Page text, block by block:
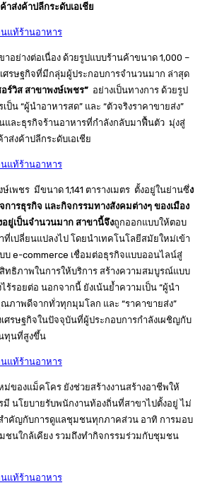
ส่งค้าปลีกระดับเอเชีย
อย่างต่อเนื่อง ด้วยรูปแบบร้านค้าขนาด 1,000 –
เศรษฐกิจที่มีกลุ่มผู้ประกอบการจำนวนมาก ล่าสุด
ร์วิส สาขาพงษ์เพชร” อย่างเป็นทางการ ด้วยรูป
น “ผู้นำอาหารสด” และ “ตัวจริงราคาขายส่ง”
และธุรกิจร้านอาหารที่กำลังกลับมาฟื้นตัว มุ่งสู่
ส่งค้าปลีกระดับเอเชีย
เพชร มีขนาด 1,141 ตารางเมตร ตั้งอยู่ในย่านซึ่ง
ารธุรกิจ และกิจกรรมทางสังคมต่างๆ ของเมือง
ยู่เป็นจำนวนมาก สาขานี้จึงถูกออกแบบให้ตอบ
เปลี่ยนแปลงไป โดยนำเทคโนโลยีสมัยใหม่เข้า
บ e-commerce เชื่อมต่อธุรกิจแบบออนไลน์สู่
ทธิภาพในการให้บริการ สร้างความสมบูรณ์แบบ
ร้รอยต่อ นอกจากนี้ ยังเน้นย้ำความเป็น “ผู้นำ
ภาพดีจากทั่วทุกมุมโลก และ “ราคาขายส่ง”
ศรษฐกิจในปัจจุบันที่ผู้ประกอบการกำลังเผชิญกับ
ทุนที่สูงขึ้น
ม่ของแม็คโคร ยังช่วยสร้างงานสร้างอาชีพให้
นโยบายรับพนักงานท้องถิ่นที่สาขาไปตั้งอยู่ ไม่
ำคัญกับการดูแลชุมชนทุกภาคส่วน อาทิ การมอบ
ชนใกล้เคียง รวมถึงทำกิจกรรมร่วมกับชุมชน